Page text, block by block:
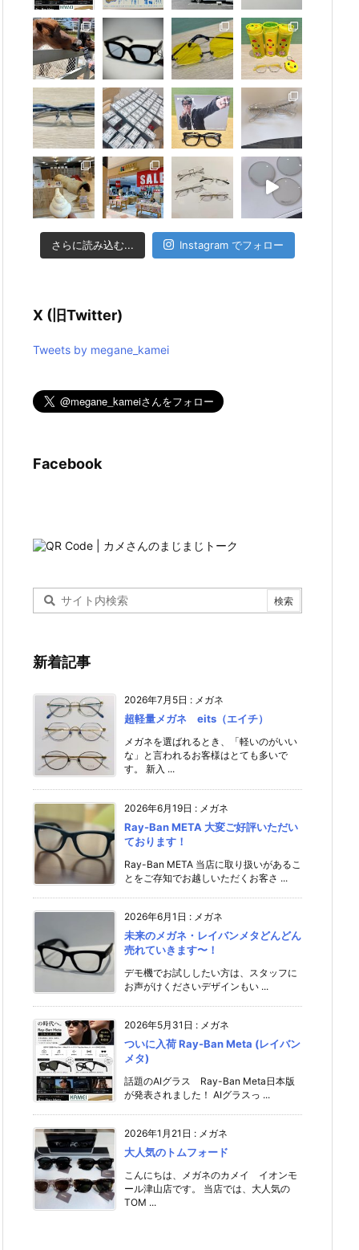
さらに読み込む... Instagram でフォロー
X (旧Twitter)
Tweets by megane_kamei
Facebook
新着記事
2026年7月5日 : メガネ
超軽量メガネ eits（エイチ）
メガネを選ばれるとき、「軽いのがいい
な」と言われるお客様はとても多いで
す。 新入 ...
2026年6月19日 : メガネ
Ray-Ban META 大変ご好評いただい
ております！
Ray-Ban META 当店に取り扱いがあるこ
とをご存知でお越しいただくお客さ ...
2026年6月1日 : メガネ
未来のメガネ・レイバンメタどんどん
売れていきます〜！
デモ機でお試ししたい方は、スタッフに
お声がけください️デザインもい ...
2026年5月31日 : メガネ
ついに入荷 Ray-Ban Meta (レイバン
メタ)
話題のAIグラス Ray-Ban Meta日本版
が発表されました！ AIグラスっ ...
2026年1月21日 : メガネ
大人気のトムフォード
こんにちは、メガネのカメイ イオンモ
ール津山店です。 当店では、大人気の
TOM ...